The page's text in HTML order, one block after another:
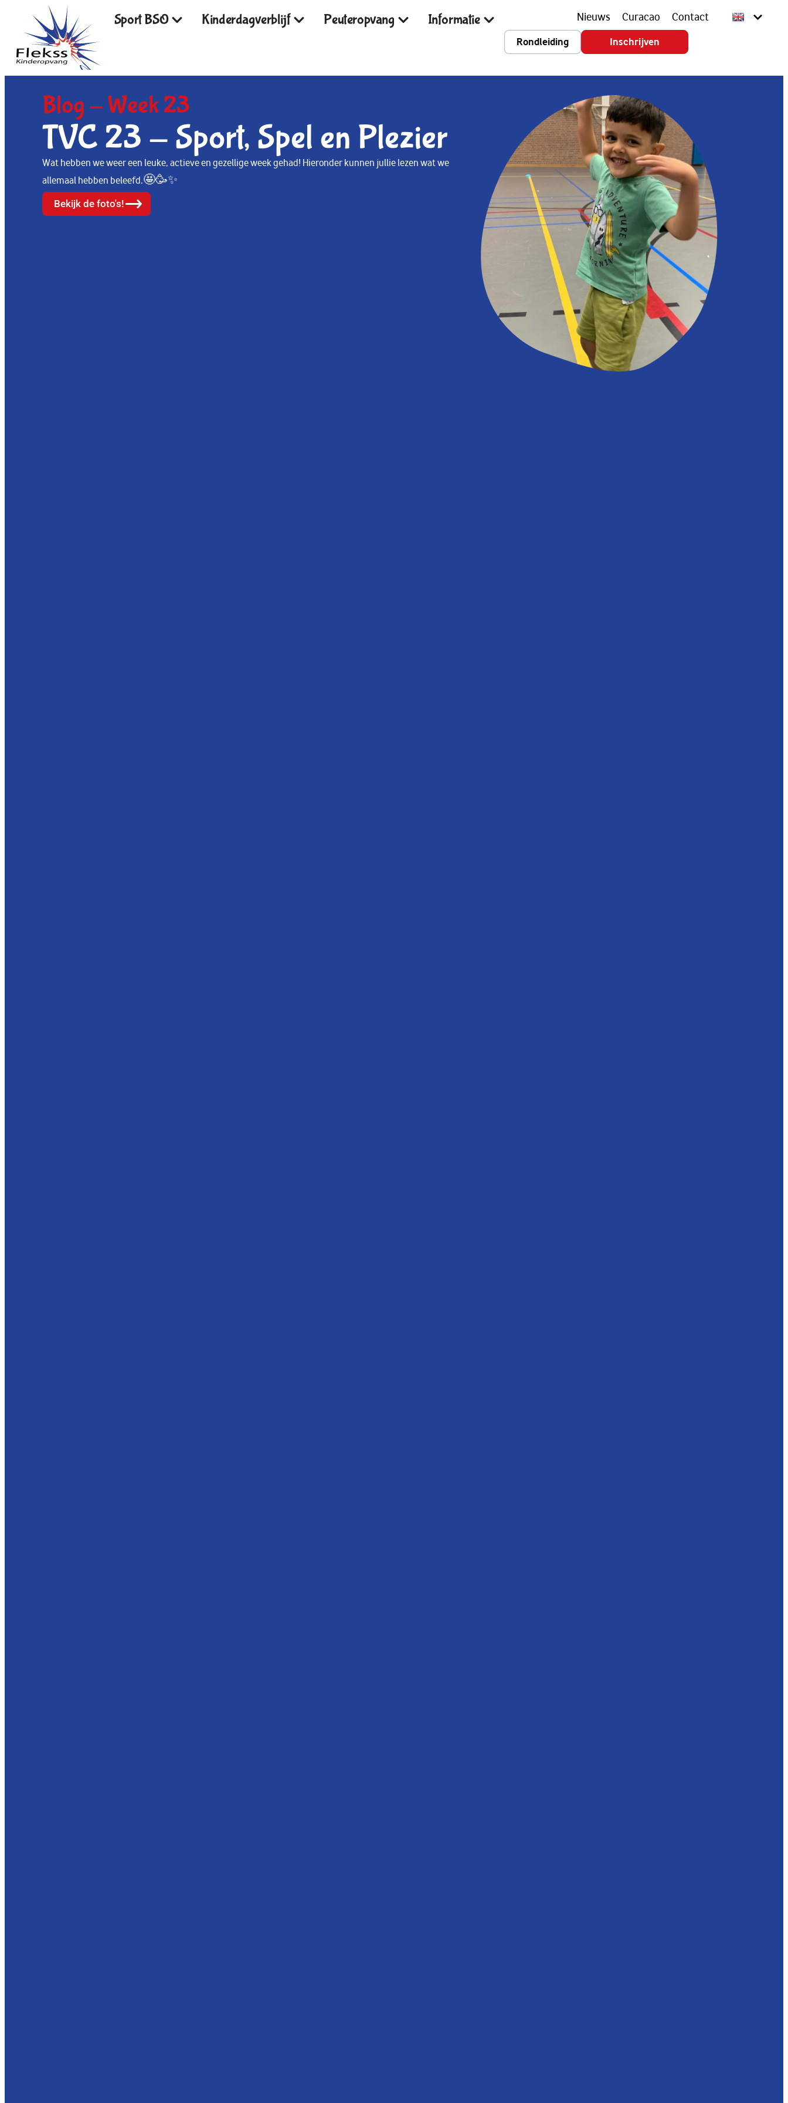
Sport BSO Kinderdagverblijf Peuteropvang Informatie Nieuws Curacao Contact
Rondleiding Inschrijven
Blog - Week 23
TVC 23 - Sport, Spel en Plezier
Wat hebben we weer een leuke, actieve en gezellige week gehad! Hieronder kunnen jullie lezen wat we
allemaal hebben beleefd.🤩🥳✨
Bekijk de foto's!